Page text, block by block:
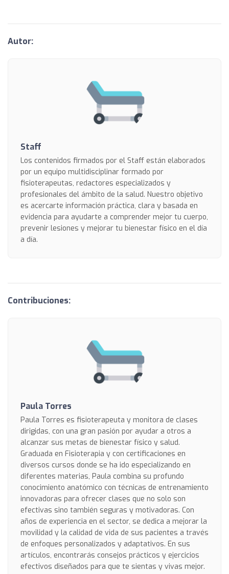
Autor:
Staff
Los contenidos firmados por el Staff están elaborados
por un equipo multidisciplinar formado por
fisioterapeutas, redactores especializados y
profesionales del ámbito de la salud. Nuestro objetivo
es acercarte información práctica, clara y basada en
evidencia para ayudarte a comprender mejor tu cuerpo,
prevenir lesiones y mejorar tu bienestar físico en el día
a día.
Contribuciones:
Paula Torres
Paula Torres es fisioterapeuta y monitora de clases
dirigidas, con una gran pasión por ayudar a otros a
alcanzar sus metas de bienestar físico y salud.
Graduada en Fisioterapia y con certificaciones en
diversos cursos donde se ha ido especializando en
diferentes materias, Paula combina su profundo
conocimiento anatómico con técnicas de entrenamiento
innovadoras para ofrecer clases que no solo son
efectivas sino también seguras y motivadoras. Con
años de experiencia en el sector, se dedica a mejorar la
movilidad y la calidad de vida de sus pacientes a través
de enfoques personalizados y adaptativos. En sus
artículos, encontrarás consejos prácticos y ejercicios
efectivos diseñados para que te sientas y vivas mejor.